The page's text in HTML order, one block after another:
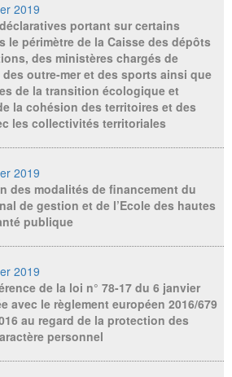
2019
portant sur certains
le périmètre de la Caisse des dépôts
des ministères chargés de
outre-mer et des sports ainsi que
de la transition écologique et
la cohésion des territoires et des
les collectivités territoriales
2019
des modalités de financement du
de gestion et de l’Ecole des hautes
publique
2019
de la loi n° 78-17 du 6 janvier
avec le règlement européen 2016/679
au regard de la protection des
personnel